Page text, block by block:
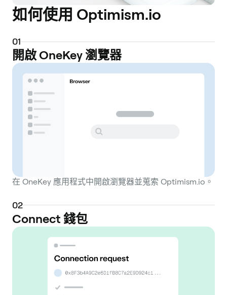
如何使用 Optimism.io
01
開啟 OneKey 瀏覽器
在 OneKey 應用程式中開啟瀏覽器並蒐索 Optimism.io。
02
Connect 錢包